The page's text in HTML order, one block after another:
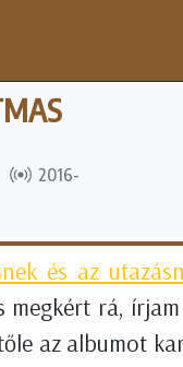
2016-
és az
rá,
az albumot